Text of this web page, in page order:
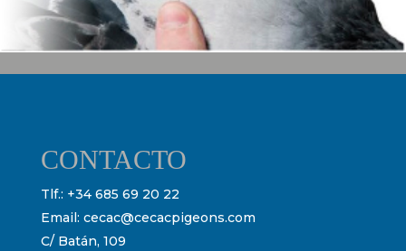
CONTACTO
Tlf.: +34 685 69 20 22
Email: cecac@cecacpigeons.com
C/ Batán, 109